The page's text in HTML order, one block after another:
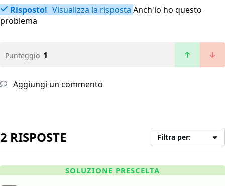
Risposto! Visualizza la risposta Anch'io ho questo
problema
Punteggio 1
Aggiungi un commento
2 RISPOSTE Filtra per:
SOLUZIONE PRESCELTA